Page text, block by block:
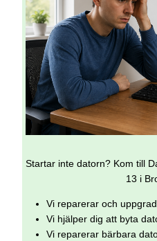
Startar inte datorn? Kom till
13 i
Vi reparerar och
Vi hjälper dig att byta
Vi reparerar bärbara